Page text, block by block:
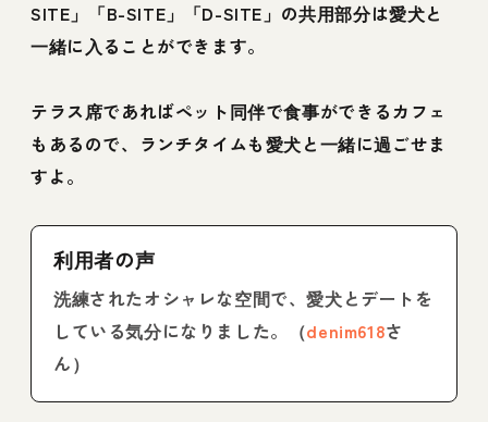
SITE」「B-SITE」「D-SITE」の共用部分は愛犬と
一緒に入ることができます。
テラス席であればペット同伴で食事ができるカフェ
もあるので、ランチタイムも愛犬と一緒に過ごせま
すよ。
利用者の声
洗練されたオシャレな空間で、愛犬とデートを
している気分になりました。（denim618さ
ん）